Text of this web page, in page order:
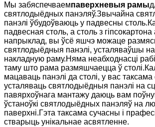
Мы забяспечваемпаверхневыя рамы
святлодыёдных панэляў.Звычайна
панэлі ўбудоўваюць у падвесны
падвесная столь, а столь з гіпсокартона
напрыклад, вы ўсё яшчэ можаце
святлодыёдныя панэлі, усталяваўшы
накладную раму.Няма неабходнасці
таму што рама размяшчаецца ў
мацаваць панэлі да столі, у вас
усталяваць святлодыёдныя панэлі на
павярхоўнага мантажу даюць вам
ўстаноўкі святлодыёдных панэляў на
паверхні.Гэта таксама сучасны і
стварыць унікальнае асвятленне.